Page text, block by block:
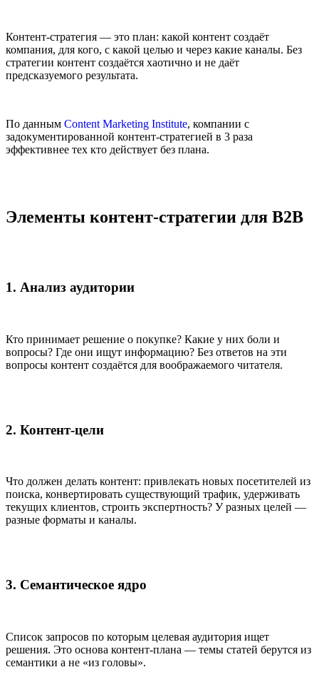
Контент-стратегия — это план: какой контент создаёт
компания, для кого, с какой целью и через какие каналы. Без
стратегии контент создаётся хаотично и не даёт
предсказуемого результата.
По данным Content Marketing Institute, компании с
задокументированной контент-стратегией в 3 раза
эффективнее тех кто действует без плана.
Элементы контент-стратегии для B2B
1. Анализ аудитории
Кто принимает решение о покупке? Какие у них боли и
вопросы? Где они ищут информацию? Без ответов на эти
вопросы контент создаётся для воображаемого читателя.
2. Контент-цели
Что должен делать контент: привлекать новых посетителей из
поиска, конвертировать существующий трафик, удерживать
текущих клиентов, строить экспертность? У разных целей —
разные форматы и каналы.
3. Семантическое ядро
Список запросов по которым целевая аудитория ищет
решения. Это основа контент-плана — темы статей берутся из
семантики а не «из головы».